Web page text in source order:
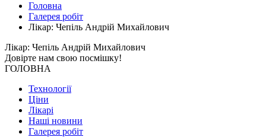
Головна
Галерея робіт
Лікар: Чепіль Андрій Михайлович
Лікар: Чепіль Андрій Михайлович
Довірте нам свою посмішку!
ГОЛОВНА
Технології
Ціни
Лікарі
Наші новини
Галерея робіт